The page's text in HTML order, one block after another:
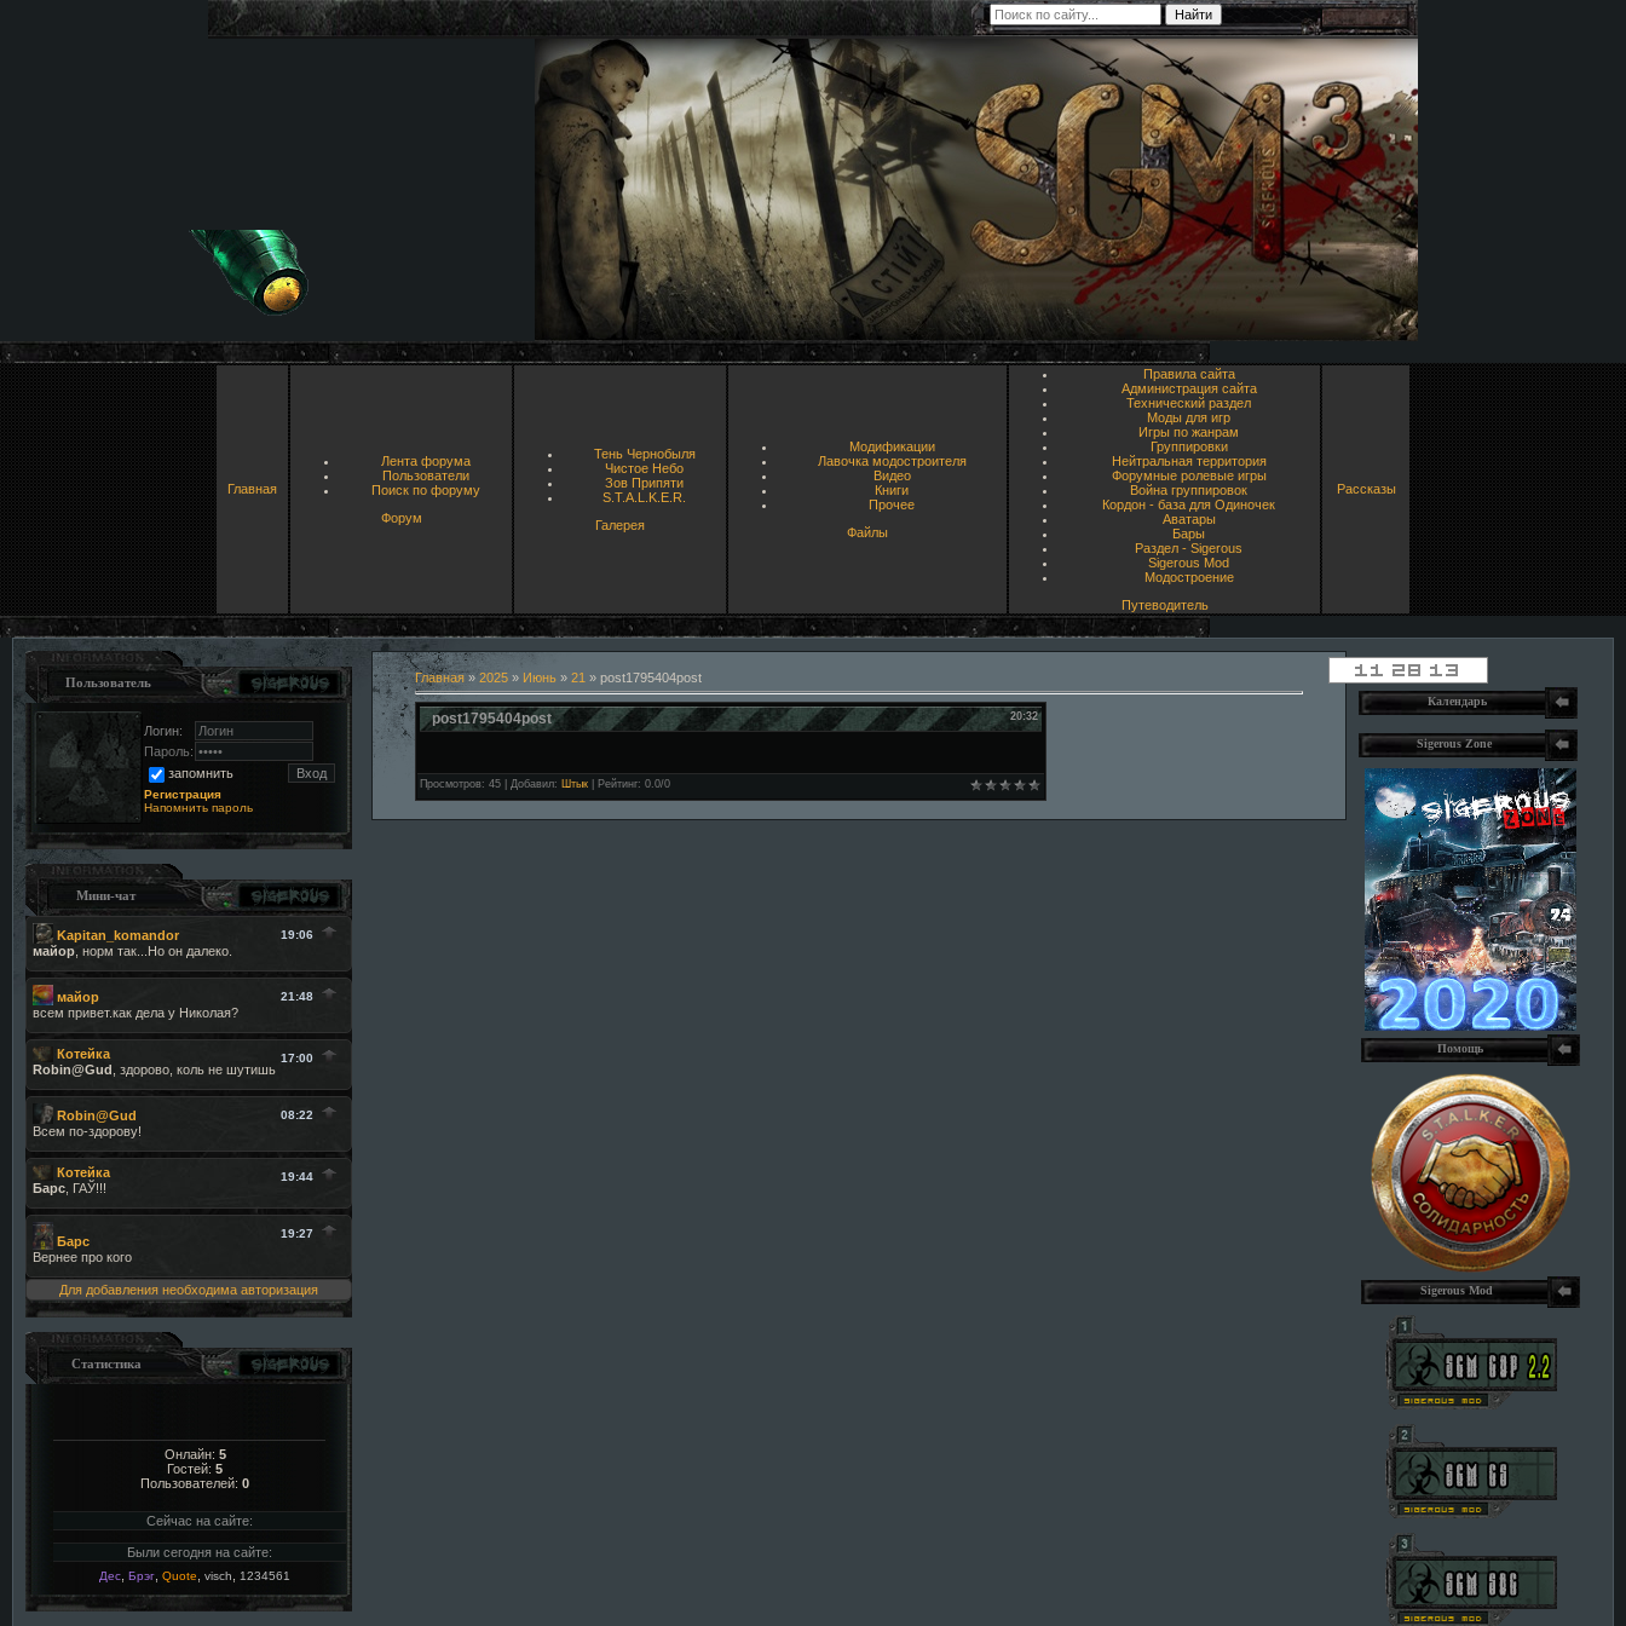
Главная
Лента форума
Пользователи
Поиск по форуму
Форум
Тень Чернобыля
Чистое Небо
Зов Припяти
S.T.A.L.K.E.R.
Галерея
Модификации
Лавочка модостроителя
Видео
Книги
Прочее
Файлы
Правила сайта
Администрация сайта
Технический раздел
Моды для игр
Игры по жанрам
Группировки
Нейтральная территория
Форумные ролевые игры
Война группировок
Кордон - база для Одиночек
Аватары
Бары
Раздел - Sigerous
Sigerous Mod
Модостроение
Путеводитель
Рассказы
Пользователь
Логин:
Пароль:
запомнить
Регистрация
Напомнить пароль
Мини-чат
Для добавления необходима авторизация
Статистика
Онлайн: 5
Гостей: 5
Пользователей: 0
Сейчас на сайте:
Были сегодня на сайте:
Дес Брэг Quote visch 1234561
Главная» 2025 » Июнь » 21 » post1795404post
20:32
post1795404post
Просмотров: 45 Добавил: Штык Рейтинг: 0.0/0
Календарь
Sigerous Zone
Помощь
Sigerous Mod